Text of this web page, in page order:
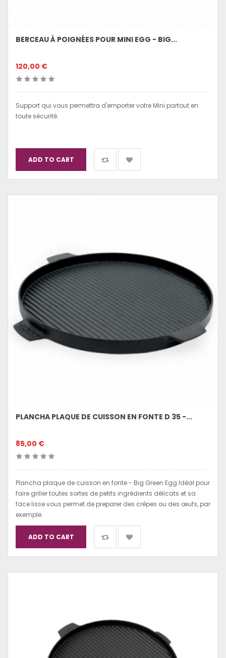
BERCEAU À POIGNÉES POUR MINI EGG - BIG...
120,00 €
Support qui vous permettra d'emporter votre Mini partout en
toute sécurité.
ADD TO CART
PLANCHA PLAQUE DE CUISSON EN FONTE D 35 -...
85,00 €
Plancha plaque de cuisson en fonte - Big Green Egg Idéal pour
faire griller toutes sortes de petits ingrédients délicats et sa
face lisse vous permet de preparer des crêpes ou des œufs, par
exemple.
ADD TO CART